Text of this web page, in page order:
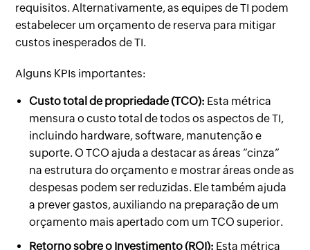
requisitos. Alternativamente, as equipes de TI podem
estabelecer um orçamento de reserva para mitigar
custos inesperados de TI.
Alguns KPIs importantes:
Custo total de propriedade (TCO): Esta métrica
mensura o custo total de todos os aspectos de TI,
incluindo hardware, software, manutenção e
suporte. O TCO ajuda a destacar as áreas “cinza”
na estrutura do orçamento e mostrar áreas onde as
despesas podem ser reduzidas. Ele também ajuda
a prever gastos, auxiliando na preparação de um
orçamento mais apertado com um TCO superior.
Retorno sobre o Investimento (ROI): Esta métrica